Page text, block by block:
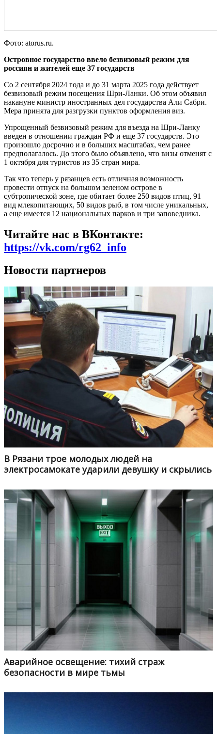
Фото: atorus.ru.
Островное государство ввело безвизовый режим для
россиян и жителей еще 37 государств
Со 2 сентября 2024 года и до 31 марта 2025 года действует
безвизовый режим посещения Шри-Ланки. Об этом объявил
накануне министр иностранных дел государства Али Сабри.
Мера принята для разгрузки пунктов оформления виз.
Упрощенный безвизовый режим для въезда на Шри-Ланку
введен в отношении граждан РФ и еще 37 государств. Это
произошло досрочно и в больших масштабах, чем ранее
предполагалось. До этого было объявлено, что визы отменят с
1 октября для туристов из 35 стран мира.
Так что теперь у рязанцев есть отличная возможность
провести отпуск на большом зеленом острове в
субтропической зоне, где обитает более 250 видов птиц, 91
вид млекопитающих, 50 видов рыб, в том числе уникальных,
а еще имеется 12 национальных парков и три заповедника.
Читайте нас в ВКонтакте:
https://vk.com/rg62_info
Новости партнеров
В Рязани трое молодых людей на
электросамокате ударили девушку и скрылись
Аварийное освещение: тихий страж
безопасности в мире тьмы